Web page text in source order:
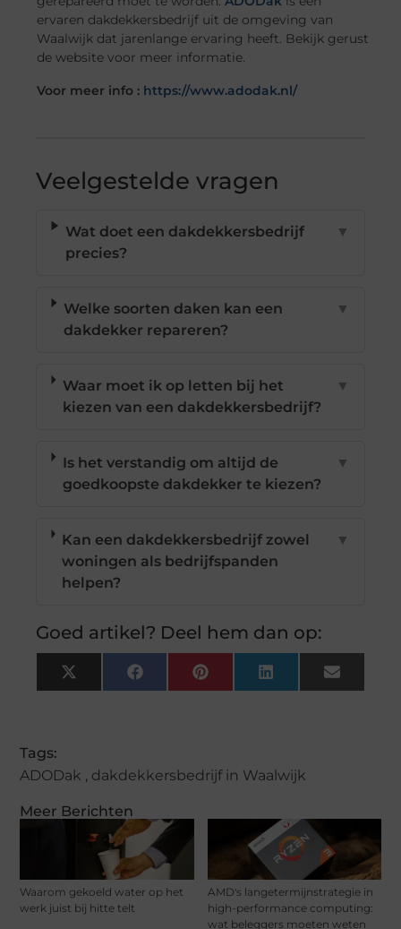
Meer Berichten
Waarom gekoeld water op het
werk juist bij hitte telt
AMD's langetermijnstrategie in
high-performance computing:
wat beleggers moeten weten
ervaren dakdekkersbedrijf uit de omgeving van
Waalwijk dat jarenlange ervaring heeft. Bekijk gerust
de website voor meer informatie.
Voor meer info : https://www.adodak.nl/
Veelgestelde vragen
Wat doet een dakdekkersbedrijf
precies?
▼
Welke soorten daken kan een
dakdekker repareren?
▼
Waar moet ik op letten bij het
kiezen van een dakdekkersbedrijf?
▼
Is het verstandig om altijd de
goedkoopste dakdekker te kiezen?
▼
Kan een dakdekkersbedrijf zowel
woningen als bedrijfspanden
helpen?
▼
Goed artikel? Deel hem dan op:
X
(Twitter)
FacebookPinterestLinkedInEmail
Tags:
ADODak , dakdekkersbedrijf in Waalwijk